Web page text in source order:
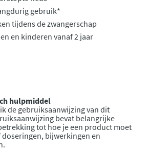
gebruik*
tijdens de zwangerschap
en kinderen vanaf 2 jaar
hulpmiddel
de gebruiksaanwijzing van dit
bevat belangrijke
tot hoe je een product moet
bijwerkingen en